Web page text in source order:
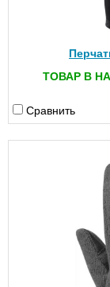
ТОВАР В
Сравнить